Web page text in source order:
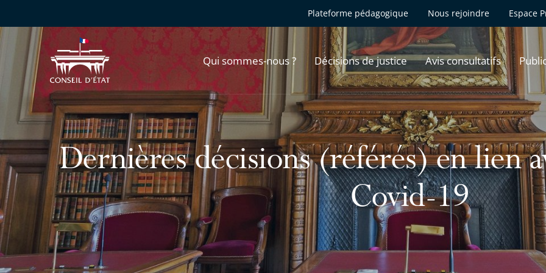
Plateforme pédagogique Nous rejoindre Espace
Qui sommes-nous ? Décisions de justice Avis consultatifs
Dernières décisions (référés) en lien
Covid-19